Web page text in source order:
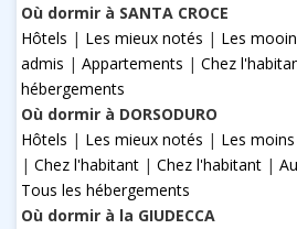
Où dormir à SANTA CROCE
Hôtels | Les mieux notés | Les
admis | Appartements | Chez
hébergements
Où dormir à DORSODURO
Hôtels | Les mieux notés | Les
| Chez l'habitant | Chez l'habitant |
Tous les hébergements
Où dormir à la GIUDECCA